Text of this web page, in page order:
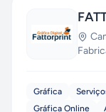
Gráfica
Gráfica Online